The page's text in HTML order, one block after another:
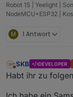
Robot 1S | Yeelight |
NodeMCU+ESP32 |
M 1 Antwort
Offline
SKB DEVELOPER
Habt ihr zu